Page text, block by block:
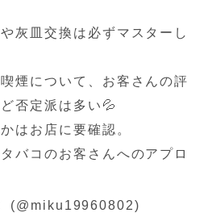
灰皿交換は必ずマスターし
煙について、お客さんの評
否定派は多い💦
はお店に要確認。
バコのお客さんへのアプロ
(@miku19960802)